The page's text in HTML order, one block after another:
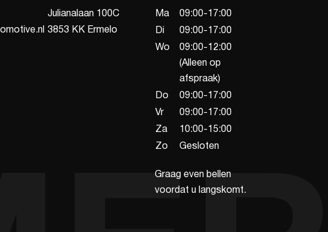
Julianalaan 100C
3853 KK Ermelo
Ma
09:00-17:00
Di
09:00-17:00
Wo
09:00-12:00
(Alleen op
afspraak)
Do
09:00-17:00
Vr
09:00-17:00
Za
10:00-15:00
Zo
Gesloten
Graag even bellen
voordat u langskomt.